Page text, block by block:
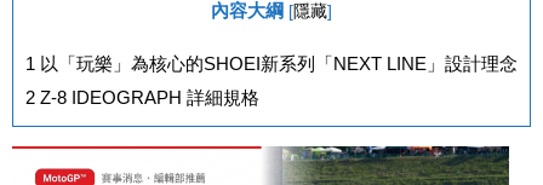
內容大綱 [隱藏]
1 以「玩樂」為核心的SHOEI新系列「NEXT LINE」設計理念
2 Z-8 IDEOGRAPH 詳細規格